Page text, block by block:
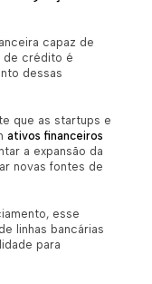
capaz de
de crédito é
dessas
que as startups e
ativos financeiros
a expansão da
novas fontes de
esse
linhas bancárias
para